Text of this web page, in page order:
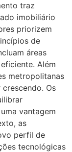
traz
imobiliário
priorizem
de
áreas
Além
metropolitanas
Os
vantagem
as
perfil de
tecnológicas